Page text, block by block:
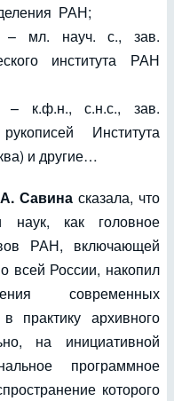
РАН;
– мл. науч. с., зав.
института РАН
– к.ф.н., с.н.с., зав.
Института
и другие…
Савина сказала, что
наук, как головное
РАН, включающей
всей России, накопил
современных
практику архивного
на инициативной
программное
которого